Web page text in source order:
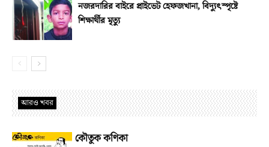
নজরদারির বাইরে প্রাইভেট হেফজখানা, বিদ্যুৎস্পৃষ্টে
শিক্ষার্থীর মৃত্যু
আরও খবর
কৌতুক কণিকা